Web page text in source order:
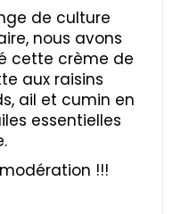
de culture
nous avons
cette crème de
aux raisins
ail et cumin en
essentielles
!!!